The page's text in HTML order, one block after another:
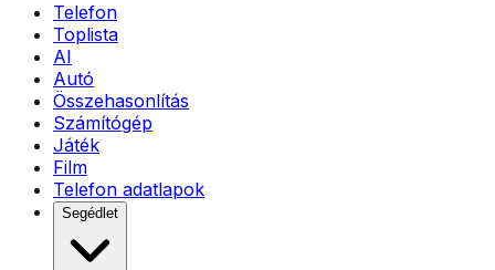
Telefon
Toplista
AI
Autó
Összehasonlítás
Számítógép
Játék
Film
Telefon adatlapok
Segédlet